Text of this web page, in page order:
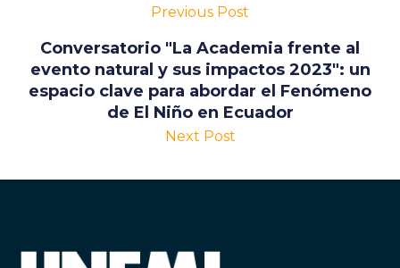
Previous Post
Conversatorio "La Academia frente al
evento natural y sus impactos 2023": un
espacio clave para abordar el Fenómeno
de El Niño en Ecuador
Next Post